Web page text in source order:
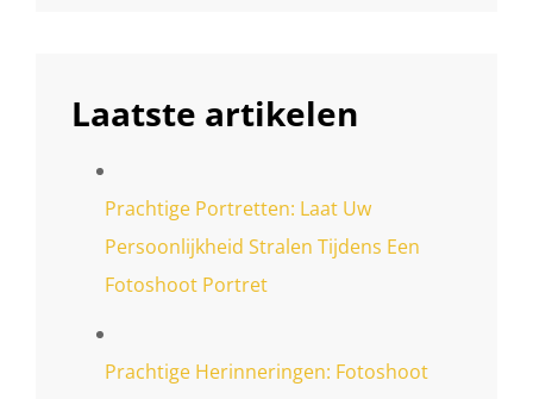
Laatste artikelen
Prachtige Portretten: Laat Uw
Persoonlijkheid Stralen Tijdens Een
Fotoshoot Portret
Prachtige Herinneringen: Fotoshoot